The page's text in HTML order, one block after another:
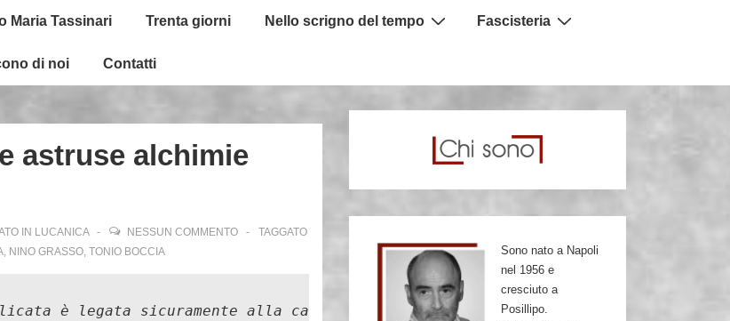
Maria Tassinari Trenta giorni Nello scrigno del tempo Fascisteria
di noi Contatti
astruse alchimie
IN LUCANICA NESSUN COMMENTO
TAGGATO
, NINO GRASSO, TONIO BOCCIA
è legata sicuramente alla campagna sulla mancata candidatura del
Sono nato a Napoli
nel 1956 e
cresciuto a
Posillipo.